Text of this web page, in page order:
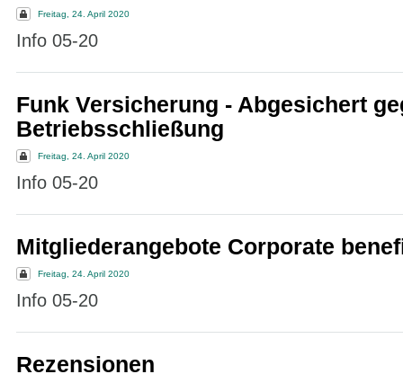
Freitag, 24. April 2020
Info 05-20
Funk Versicherung - Abgesichert
Betriebsschließung
Freitag, 24. April 2020
Info 05-20
Mitgliederangebote Corporate
Freitag, 24. April 2020
Info 05-20
Rezensionen